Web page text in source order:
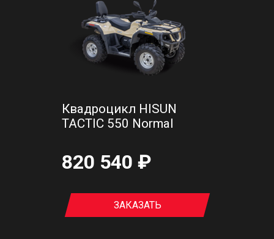
Квадроцикл HISUN
TACTIC 550 Normal
820 540 ₽
ЗАКАЗАТЬ